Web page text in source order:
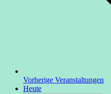
Vorherige Veranstaltungen
Heute